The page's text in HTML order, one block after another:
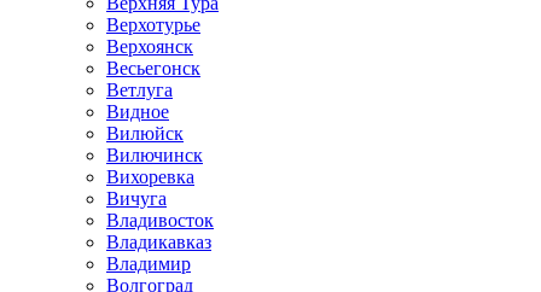
Верхотурье
Верхоянск
Весьегонск
Ветлуга
Видное
Вилюйск
Вилючинск
Вихоревка
Вичуга
Владивосток
Владикавказ
Владимир
Волгоград